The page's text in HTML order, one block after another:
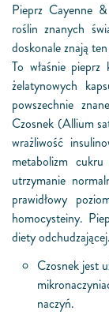
Pieprz Cayenne
roślin znanych
doskonale znają
To właśnie
żelatynowych
powszechnie
Czosnek (Allium
wrażliwość
metabolizm
utrzymanie
prawidłowy
homocysteiny.
diety odchudzającej.
Czosnek jest
naczyń.